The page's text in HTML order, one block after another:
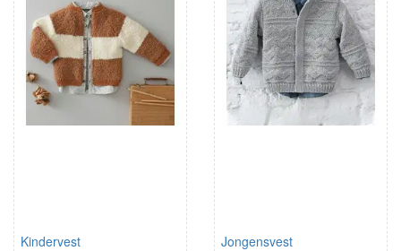
Kindervest Jongensvest